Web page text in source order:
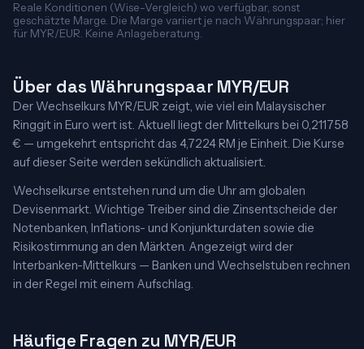
Reale Konditionen (Wise-Vergleich) wo verfügbar, sonst
geschätzte Marge. Die Marge variiert je nach Währungspaar; hier
für MYR/EUR. Keine Anlageberatung.
Über das Währungspaar MYR/EUR
Der Wechselkurs MYR/EUR zeigt, wie viel ein Malaysischer
Ringgit in Euro wert ist. Aktuell liegt der Mittelkurs bei 0,211758
€ — umgekehrt entspricht das 4,7224 RM je Einheit. Die Kurse
auf dieser Seite werden sekündlich aktualisiert.
Wechselkurse entstehen rund um die Uhr am globalen
Devisenmarkt. Wichtige Treiber sind die Zinsentscheide der
Notenbanken, Inflations- und Konjunkturdaten sowie die
Risikostimmung an den Märkten. Angezeigt wird der
Interbanken-Mittelkurs — Banken und Wechselstuben rechnen
in der Regel mit einem Aufschlag.
Häufige Fragen zu MYR/EUR